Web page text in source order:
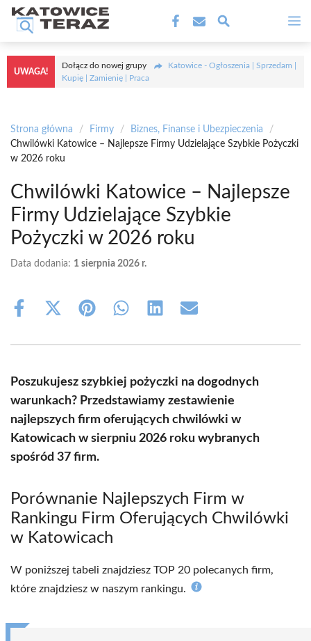
Przejdź
treści
UWAGA!
Dołącz do nowej grupy
Katowice - Ogłoszenia | Sprzedam |
Kupię | Zamienię | Praca
Strona główna / Firmy / Biznes, Finanse i Ubezpieczenia
/
Chwilówki Katowice – Najlepsze Firmy Udzielające Szybkie Pożyczki
w 2026 roku
Chwilówki Katowice – Najlepsze
Firmy Udzielające Szybkie
Pożyczki w 2026 roku
Data dodania: 1 sierpnia 2026 r.
Share
Share
(Twitter)
Share Share Share Share
Poszukujesz szybkiej pożyczki na dogodnych
warunkach? Przedstawiamy zestawienie
najlepszych firm oferujących chwilówki w
Katowicach w sierpniu 2026 roku wybranych
spośród 37 firm.
Porównanie Najlepszych Firm w
Rankingu Firm Oferujących Chwilówki
w Katowicach
W poniższej tabeli znajdziesz TOP 20 polecanych firm,
które znajdziesz w naszym rankingu.